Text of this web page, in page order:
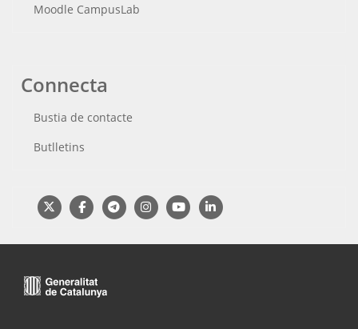
Moodle CampusLab
Connecta
Bustia de contacte
Butlletins